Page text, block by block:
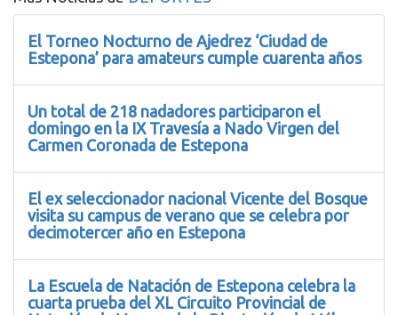
El Torneo Nocturno de Ajedrez ‘Ciudad de
Estepona’ para amateurs cumple cuarenta años
Un total de 218 nadadores participaron el
domingo en la IX Travesía a Nado Virgen del
Carmen Coronada de Estepona
El ex seleccionador nacional Vicente del Bosque
visita su campus de verano que se celebra por
decimotercer año en Estepona
La Escuela de Natación de Estepona celebra la
cuarta prueba del XL Circuito Provincial de